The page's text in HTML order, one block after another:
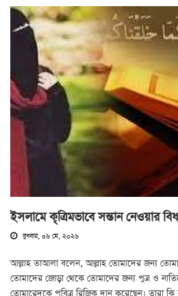
ইসলামে কৃত্রিমভাবে সন্তান নেওয়ার
বুধবার, ০৬ মে, ২০২৬
আল্লাহ তাআলা বলেন, আল্লাহ তোমাদের জন্য
তোমাদের জোড়া থেকে তোমাদের জন্য পুত্র ও